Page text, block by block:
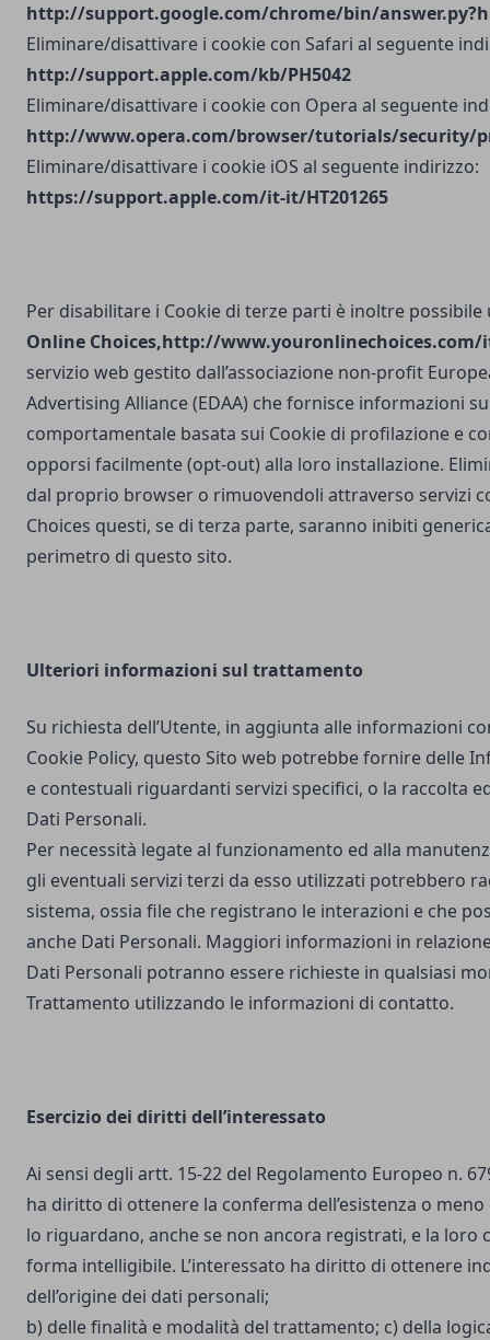
http://support.google.com/chrome/bin/
Eliminare/disattivare i cookie con Safari al seguente
http://support.apple.com/kb/PH5042
Eliminare/disattivare i cookie con Opera al seguente
http://www.opera.com/browser/tutorials/security/
Eliminare/disattivare i cookie iOS al seguente indirizzo:
https://support.apple.com/it-it/HT201265
Per disabilitare i Cookie di terze parti è inoltre
Online Choices,http://www.youronlinechoices.com/
servizio web gestito dall’associazione non-profit
Advertising Alliance (EDAA) che fornisce informazioni
comportamentale basata sui Cookie di profilazione e
opporsi facilmente (opt-out) alla loro installazione.
dal proprio browser o rimuovendoli attraverso servizi
Choices questi, se di terza parte, saranno inibiti
perimetro di questo sito.
Ulteriori informazioni sul trattamento
Su richiesta dell’Utente, in aggiunta alle informazioni
Cookie Policy, questo Sito web potrebbe fornire delle
e contestuali riguardanti servizi specifici, o la raccolta
Dati Personali.
Per necessità legate al funzionamento ed alla
gli eventuali servizi terzi da esso utilizzati potrebbero
sistema, ossia file che registrano le interazioni e che
anche Dati Personali. Maggiori informazioni in
Dati Personali potranno essere richieste in qualsiasi
Trattamento utilizzando le informazioni di contatto.
Esercizio dei diritti dell’interessato
Ai sensi degli artt. 15-22 del Regolamento Europeo n.
ha diritto di ottenere la conferma dell’esistenza o
lo riguardano, anche se non ancora registrati, e la loro
forma intelligibile. L’interessato ha diritto di ottenere
dell’origine dei dati personali;
b) delle finalità e modalità del trattamento; c) della